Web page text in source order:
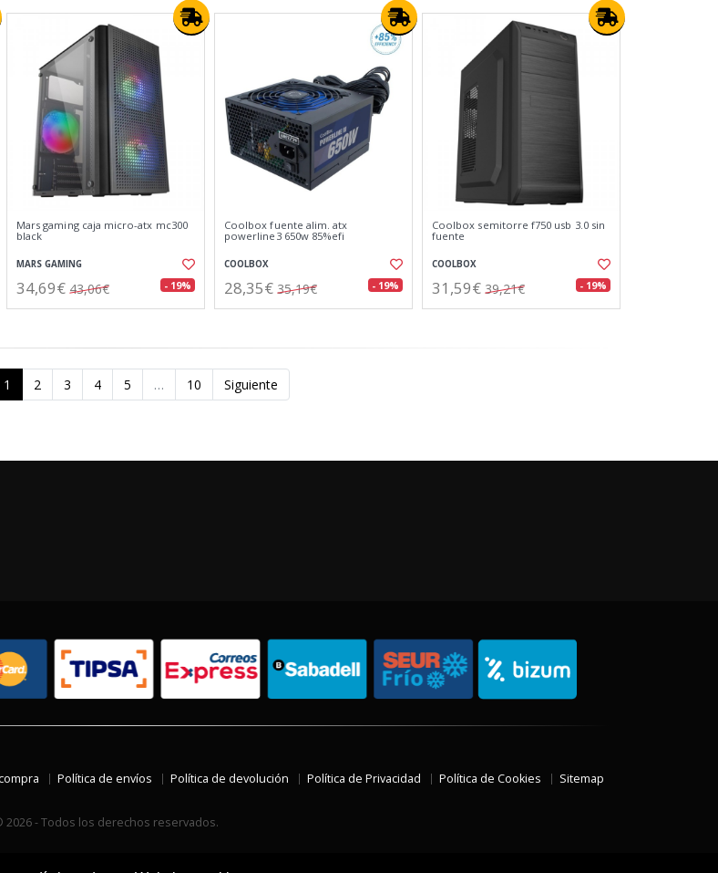
Mars gaming caja micro-atx mc300
black
MARS GAMING
34,69€ 43,06€ - 19%
Coolbox fuente alim. atx
powerline3 650w 85%efi
COOLBOX
28,35€ 35,19€ - 19%
Coolbox semitorre f750 usb 3.0 sin
fuente
COOLBOX
31,59€ 39,21€ - 19%
1 2 3 4 5 … 10 Siguiente
Política de envíos Política de devolución Política de Privacidad Política de Cookies Sitemap
2026 - Todos los derechos reservados.